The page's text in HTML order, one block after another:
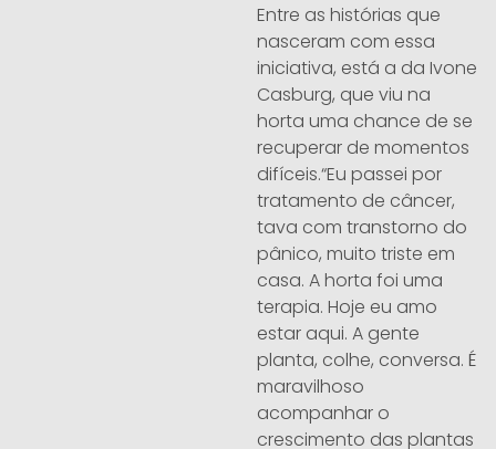
Entre as histórias que
nasceram com essa
iniciativa, está a da Ivone
Casburg, que viu na
horta uma chance de se
recuperar de momentos
difíceis.“Eu passei por
tratamento de câncer,
tava com transtorno do
pânico, muito triste em
casa. A horta foi uma
terapia. Hoje eu amo
estar aqui. A gente
planta, colhe, conversa. É
maravilhoso
acompanhar o
crescimento das plantas